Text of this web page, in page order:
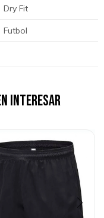
Dry Fit
Futbol
interesar